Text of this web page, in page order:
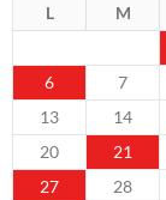
L M
6
7
13
14
20
21
27
28